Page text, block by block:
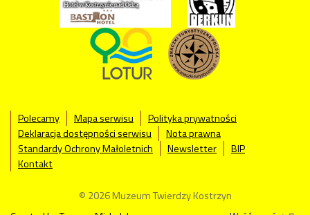
Polecamy Mapa serwisu
Polityka prywatności
Deklaracja dostępności serwisu
Nota prawna
Standardy Ochrony Małoletnich
Newsletter
BIP
Kontakt
© 2026 Muzeum Twierdzy Kostrzyn